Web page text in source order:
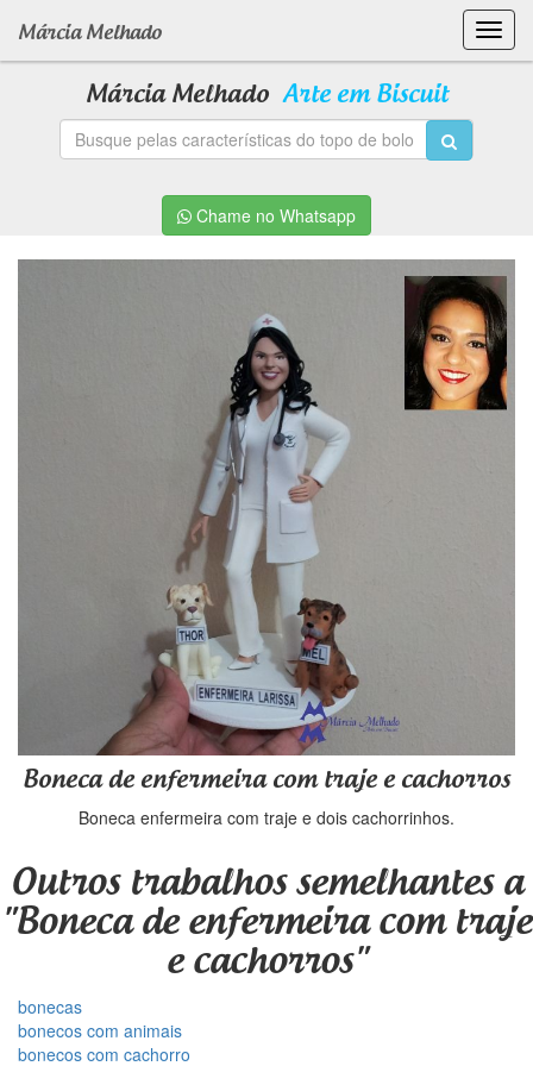
Márcia Melhado
Márcia Melhado Arte em Biscuit
Chame no Whatsapp
Boneca de enfermeira com traje e cachorros
Boneca enfermeira com traje e dois cachorrinhos.
Outros trabalhos semelhantes a
"Boneca de enfermeira com traje
e cachorros"
bonecas
bonecos com animais
bonecos com cachorro